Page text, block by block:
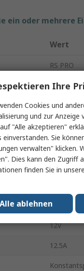
ein oder mehrere
Wert
RS PRO
12V
LED-
max. 150W
230V ac
LED
Typ
IP67
12V
12.5A
Ihre
Cookies und
und zur
"Alle akzeptieren"
einverstanden. Sie
verwalten" klicken.
Dies kann den Zugriff
finden Sie in
Alle ablehnen